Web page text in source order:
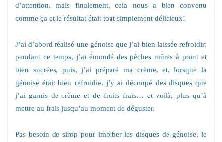
d’attention, mais finalement, cela nous a bien convenu
comme ça et le résultat était tout simplement délicieux!
J’ai d’abord réalisé une génoise que j’ai bien laissée refroidir;
pendant ce temps, j’ai émondé des pêches mûres à point et
bien sucrées, puis, j’ai préparé ma crème, et, lorsque la
génoise était bien refroidie, j’y ai découpé des disques que
j’ai garnis de crème et de fruits frais… et voilà, plus qu’à
mettre au frais jusqu’au moment de déguster.
Pas besoin de sirop pour imbiber les disques de génoise, le